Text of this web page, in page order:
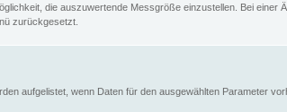
die auszuwertende Messgröße einzustellen. Bei einer
zurückgesetzt.
aufgelistet, wenn Daten für den ausgewählten Parameter